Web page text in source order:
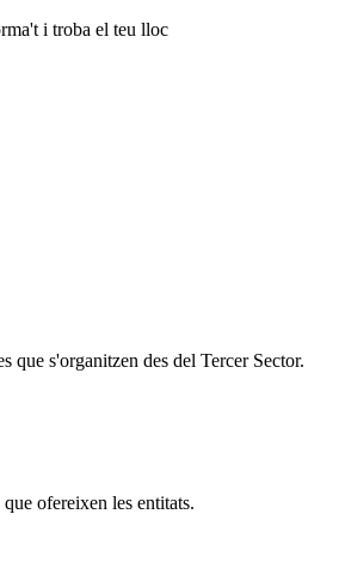
i troba el teu lloc
que s'organitzen des del Tercer Sector.
ofereixen les entitats.